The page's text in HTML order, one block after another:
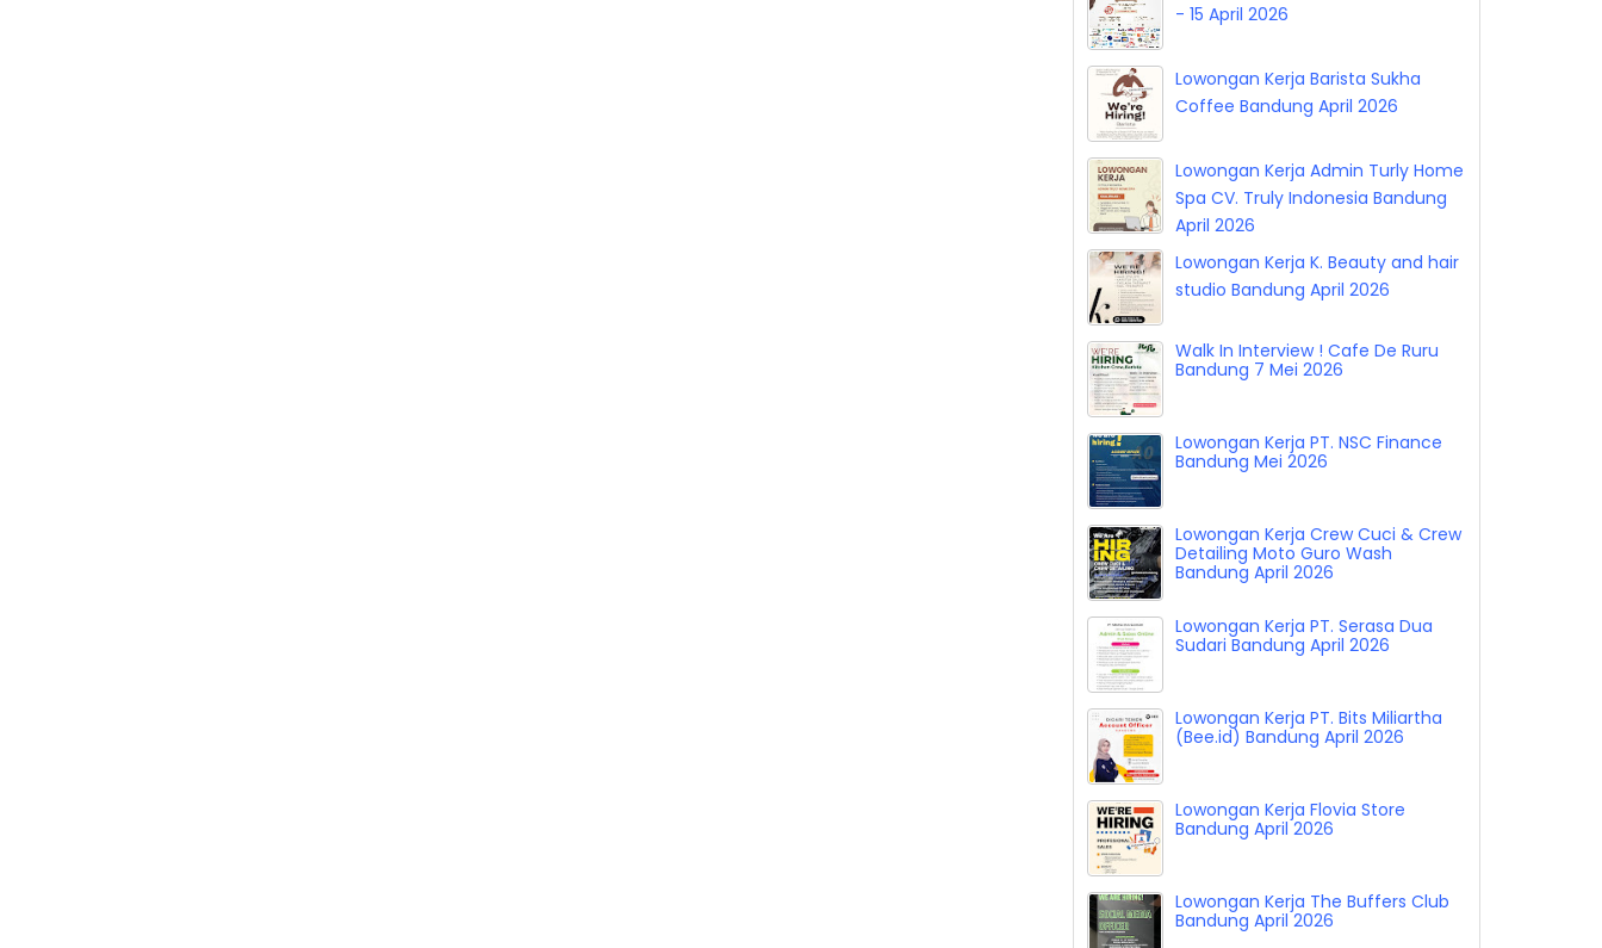
April 2026
Job Fair Career Utama Bandung 14
- 15 April 2026
Lowongan Kerja Barista Sukha
Coffee Bandung April 2026
Lowongan Kerja Admin Turly Home
Spa CV. Truly Indonesia Bandung
Lowongan Kerja K. Beauty and hair
studio Bandung April 2026
Walk In Interview ! Cafe De Ruru
Bandung 7 Mei 2026
Lowongan Kerja PT. NSC Finance
Bandung Mei 2026
Lowongan Kerja Crew Cuci & Crew
Detailing Moto Guro Wash
Bandung April 2026
Lowongan Kerja PT. Serasa Dua
Sudari Bandung April 2026
Lowongan Kerja PT. Bits Miliartha
(Bee.id) Bandung April 2026
Lowongan Kerja Flovia Store
Bandung April 2026